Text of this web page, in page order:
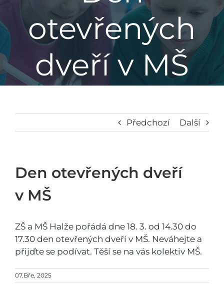
Základní škola
Mateřská škola
Družina
Napsali o nás
otevřených
dveří v MŠ
Předchozí Další
Den otevřených dveří
v MŠ
ZŠ a MŠ Halže pořádá dne 18. 3. od 14.30 do
17.30 den otevřených dveří v MŠ. Neváhejte a
přijďte se podívat. Těší se na vás kolektiv MŠ.
07.Bře, 2025